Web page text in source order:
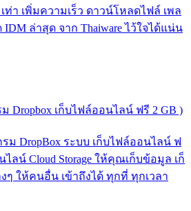
ท่า เพิ่มความเร็ว ดาวน์โหลดไฟล์ เพล
ล่าสุด จาก Thaiware ไว้ใจได้แน่น
Dropbox เก็บไฟล์ออนไลน์ ฟรี 2 GB )
ม DropBox ระบบ เก็บไฟล์ออนไลน์ ฟ
ลน์ Cloud Storage ให้คุณเก็บข้อมูล เก็
ๆ ให้คนอื่น เข้าถึงได้ ทุกที่ ทุกเวลา